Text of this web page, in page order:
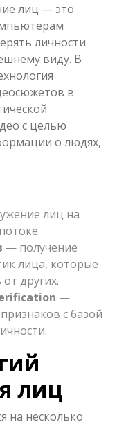
лиц — это
личности
виду. В
в
с целью
о людях,
лиц на
— получение
лица, которые
других.
—
с базой
лиц
на несколько